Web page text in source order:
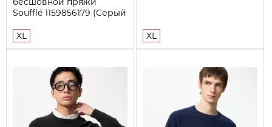
Soufflé 1159856179 (Серый
XL
XL